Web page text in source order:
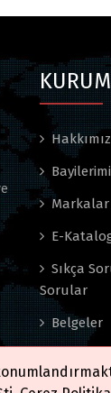
Markalar
E-
Sıkça
Sorular
Belgeler